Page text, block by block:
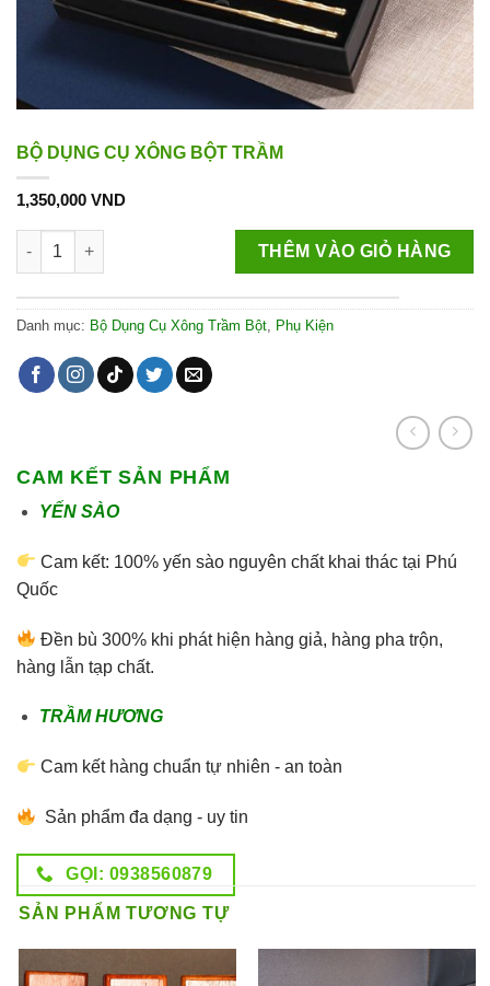
BỘ DỤNG CỤ XÔNG BỘT TRẦM
1,350,000 VND
BỘ DỤNG CỤ XÔNG BỘT TRẦM số lượng
THÊM VÀO GIỎ HÀNG
Danh mục: Bộ Dụng Cụ Xông Trầm Bột, Phụ Kiện
CAM KẾT SẢN PHẨM
YẾN SÀO
Cam kết: 100% yến sào nguyên chất khai thác tại Phú
Quốc
Đền bù 300% khi phát hiện hàng giả, hàng pha trộn,
hàng lẫn tạp chất.
TRẦM HƯƠNG
Cam kết hàng chuẩn tự nhiên - an toàn
Sản phẩm đa dạng - uy tin
GỌI: 0938560879
SẢN PHẨM TƯƠNG TỰ